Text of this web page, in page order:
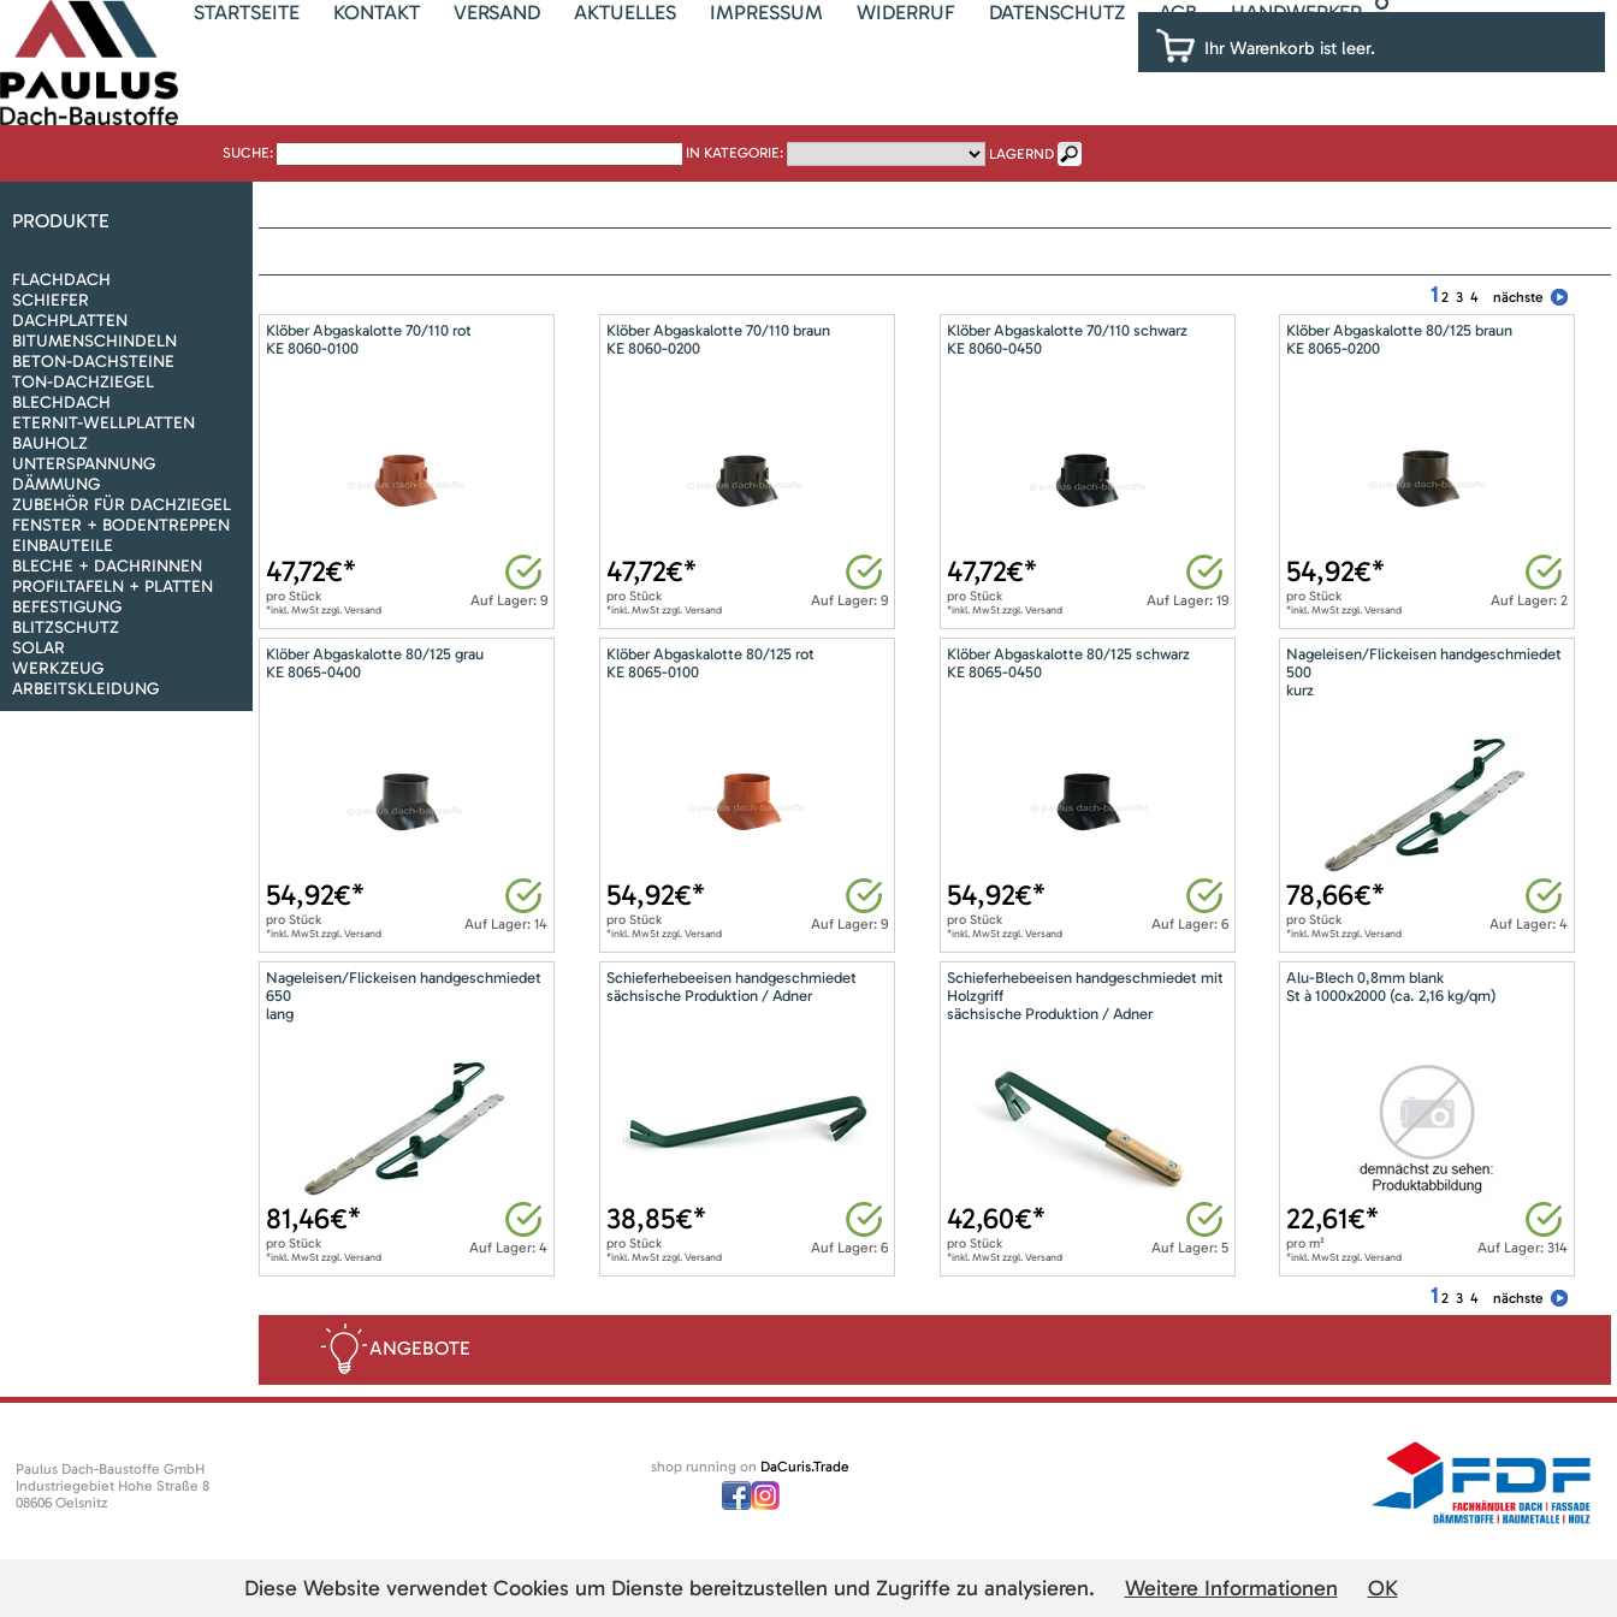
STARTSEITE KONTAKT VERSAND AKTUELLES IMPRESSUM WIDERRUF DATENSCHUTZ AGB HANDWERKER
Ihr Warenkorb ist leer.
SUCHE: IN KATEGORIE: LAGERND
PRODUKTE
FLACHDACH
SCHIEFER
DACHPLATTEN
BITUMENSCHINDELN
BETON-DACHSTEINE
TON-DACHZIEGEL
BLECHDACH
ETERNIT-WELLPLATTEN
BAUHOLZ
UNTERSPANNUNG
DÄMMUNG
ZUBEHÖR FÜR DACHZIEGEL
FENSTER + BODENTREPPEN
EINBAUTEILE
BLECHE + DACHRINNEN
PROFILTAFELN + PLATTEN
BEFESTIGUNG
BLITZSCHUTZ
SOLAR
WERKZEUG
ARBEITSKLEIDUNG
1 2 3 4 nächste
Klöber Abgaskalotte 70/110 rot
KE 8060-0100
Auf Lager: 9
47,72€*
pro Stück
*inkl. MwSt zzgl. Versand
Klöber Abgaskalotte 70/110 braun
KE 8060-0200
Auf Lager: 9
47,72€*
pro Stück
*inkl. MwSt zzgl. Versand
Klöber Abgaskalotte 70/110 schwarz
KE 8060-0450
Auf Lager: 19
47,72€*
pro Stück
*inkl. MwSt zzgl. Versand
Klöber Abgaskalotte 80/125 braun
KE 8065-0200
Auf Lager: 2
54,92€*
proStück
*inkl. MwSt zzgl. Versand
Klöber Abgaskalotte 80/125 grau
KE 8065-0400
Auf Lager: 14
54,92€*
pro Stück
*inkl. MwSt zzgl. Versand
Klöber Abgaskalotte 80/125 rot
KE 8065-0100
Auf Lager: 9
54,92€*
pro Stück
*inkl. MwSt zzgl. Versand
Klöber Abgaskalotte 80/125 schwarz
KE 8065-0450
Auf Lager: 6
54,92€*
pro Stück
*inkl. MwSt zzgl. Versand
Nageleisen/Flickeisen handgeschmiedet
500
kurz
Auf Lager: 4
78,66€*
proStück
*inkl. MwSt zzgl. Versand
Nageleisen/Flickeisen handgeschmiedet
650
lang
Auf Lager: 4
81,46€*
pro Stück
*inkl. MwSt zzgl. Versand
Schieferhebeeisen handgeschmiedet
sächsische Produktion / Adner
Auf Lager: 6
38,85€*
pro Stück
*inkl. MwSt zzgl. Versand
Schieferhebeeisen handgeschmiedet mit
Holzgriff
sächsische Produktion / Adner
Auf Lager: 5
42,60€*
pro Stück
*inkl. MwSt zzgl. Versand
Alu-Blech 0,8mm blank
St à 1000x2000 (ca. 2,16 kg/qm)
Auf Lager: 314
22,61€*
prom²
*inkl. MwSt zzgl. Versand
1 2 3 4 nächste
ANGEBOTE
Paulus Dach-Baustoffe GmbH
Industriegebiet Hohe Straße 8
08606 Oelsnitz
shop running on DaCuris.Trade
Diese Website verwendet Cookies um Dienste bereitzustellen und Zugriffe zu analysieren. Weitere Informationen OK